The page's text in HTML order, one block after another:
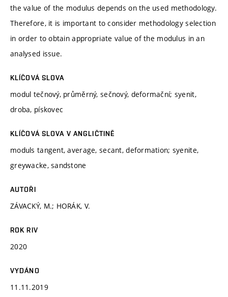
the value of the modulus depends on the used methodology.
Therefore, it is important to consider methodology selection
in order to obtain appropriate value of the modulus in an
analysed issue.
KLÍČOVÁ SLOVA
modul tečnový, průměrný, sečnový, deformační; syenit,
droba, pískovec
KLÍČOVÁ SLOVA V ANGLIČTINĚ
moduls tangent, average, secant, deformation; syenite,
greywacke, sandstone
AUTOŘI
ZÁVACKÝ, M.; HORÁK, V.
ROK RIV
2020
VYDÁNO
11.11.2019